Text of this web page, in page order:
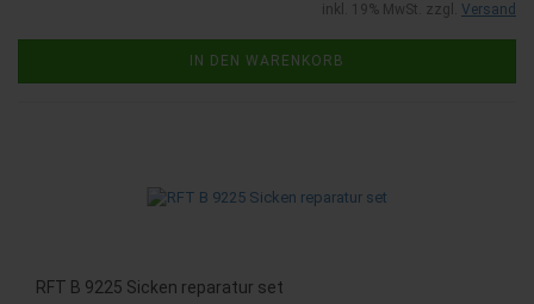
inkl. 19% MwSt. zzgl. Versand
IN DEN WARENKORB
RFT B 9225 Sicken reparatur set